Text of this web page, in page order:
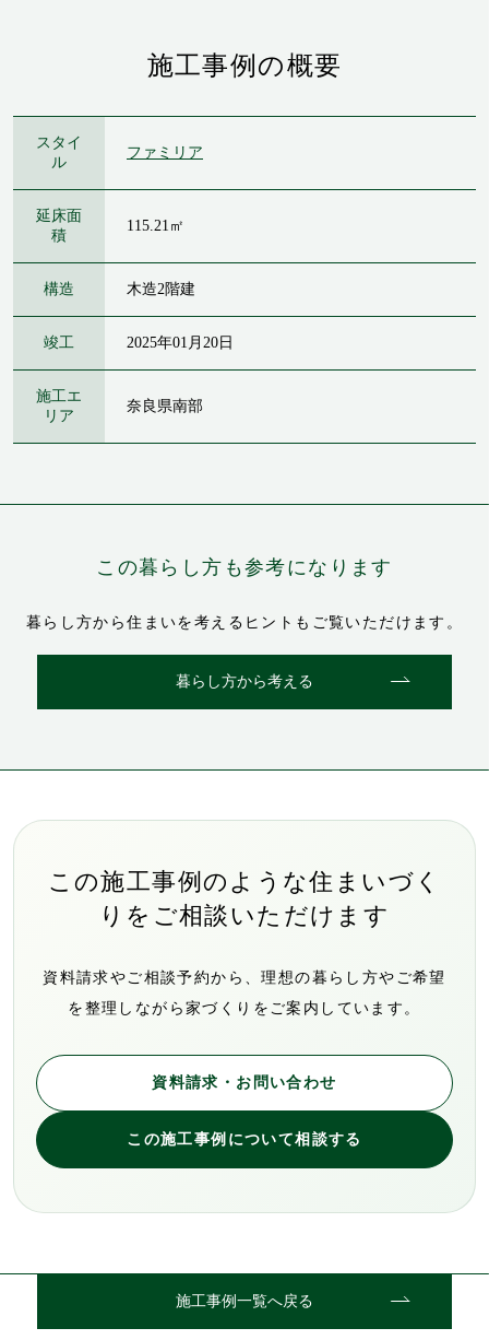
施工事例の概要
スタイ
ル
ファミリア
延床面
積
115.21㎡
構造 木造2階建
竣工 2025年01月20日
施工エ
リア
奈良県南部
この暮らし方も参考になります
暮らし方から住まいを考えるヒントもご覧いただけます。
暮らし方から考える
この施工事例のような住まいづく
りをご相談いただけます
資料請求やご相談予約から、理想の暮らし方やご希望
を整理しながら家づくりをご案内しています。
資料請求・お問い合わせ
この施工事例について相談する
施工事例一覧へ戻る